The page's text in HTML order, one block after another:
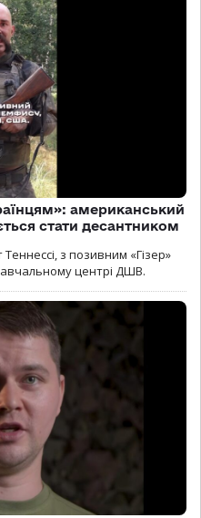
американський
стати десантником
з позивним «Гізер»
центрі ДШВ.